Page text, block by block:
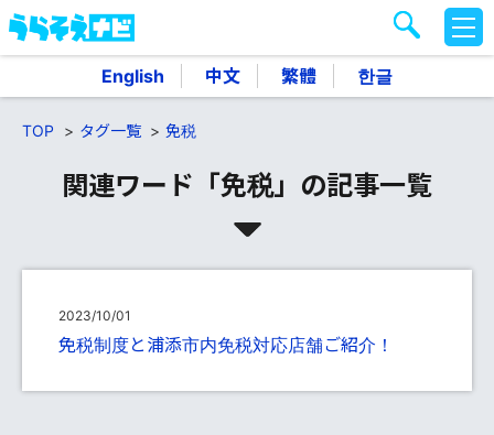
English 中文 繁體 한글
M
E
TOP タグ一覧 免税
関連ワード「免税」の記事一覧
2023/10/01
免税制度と浦添市内免税対応店舗ご紹介！